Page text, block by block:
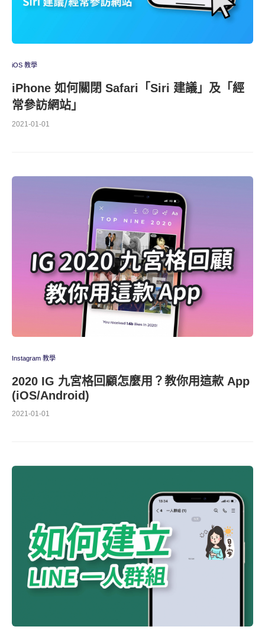
iOS 教學
iPhone 如何關閉 Safari「Siri 建議」及「經
常參訪網站」
2021-01-01
Instagram 教學
2020 IG 九宮格回顧怎麼用？教你用這款 App
(iOS/Android)
2021-01-01